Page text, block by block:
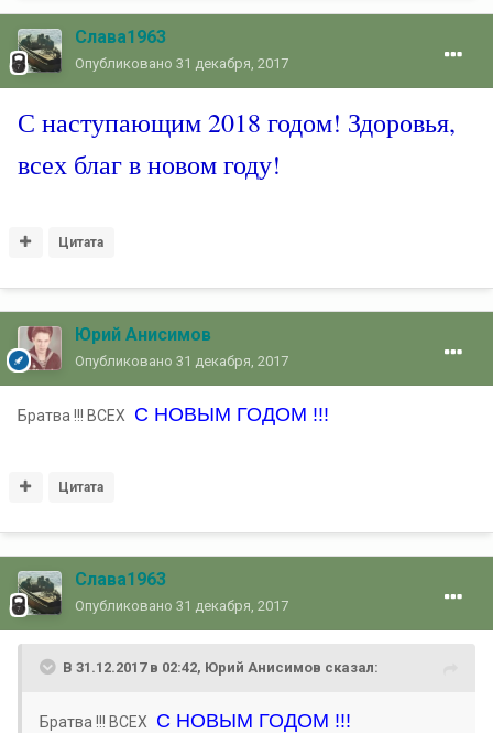
Слава1963
Опубликовано 31 декабря, 2017
С наступающим 2018 годом! Здоровья,
всех благ в новом году!
Цитата
Юрий Анисимов
Опубликовано 31 декабря, 2017
Братва !!! ВСЕХ С НОВЫМ ГОДОМ !!!
Цитата
Слава1963
Опубликовано 31 декабря, 2017
В 31.12.2017 в 02:42, Юрий Анисимов сказал:
Братва !!! ВСЕХ С НОВЫМ ГОДОМ !!!